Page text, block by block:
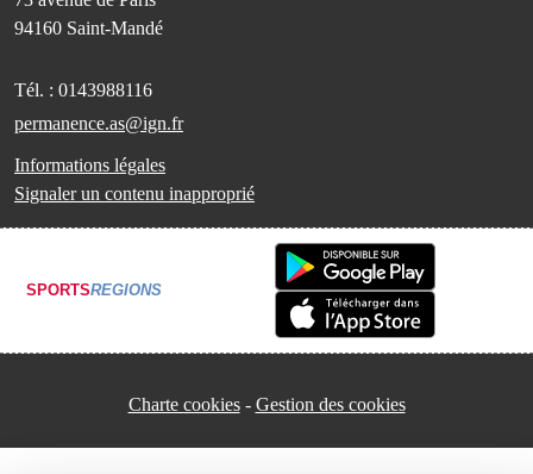
94160 Saint-Mandé
Tél. : 0143988116
permanence.as@ign.fr
Informations légales
Signaler un contenu inapproprié
SPORTSREGIONS
Charte cookies Gestion des cookies